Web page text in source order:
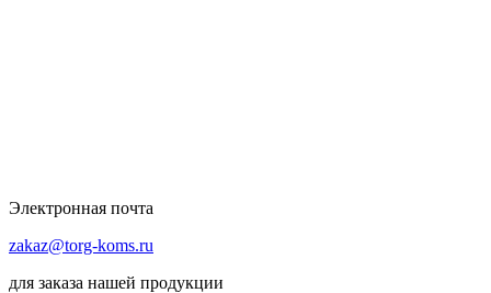
Электронная почта
zakaz@torg-koms.ru
для заказа нашей продукции